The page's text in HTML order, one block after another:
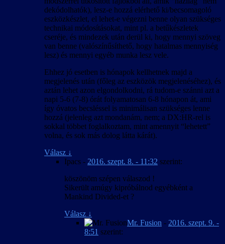
dekódolhatók), lesz-e hozzá elérhető ki/becsomagoló
eszközkészlet, el lehet-e végezni benne olyan szükséges
technikai módosításokat, mint pl. a betűkészletek
cseréje, és mindezek után derül ki, hogy mennyi szöveg
van benne (valószínűsíthető, hogy hatalmas mennyiség
lesz) és mennyi egyéb munka lesz vele.
Ehhez jó esetben is hónapok kellhetnek majd a
megjelenés után (főleg az eszközök megjelenéséhez), és
aztán lehet azon elgondolkodni, rá tudom-e szánni azt a
napi 5-6 (7-8) órát folyamatosan 6-8 hónapon át, ami
így óvatos becsléssel is minimálisan szükséges lenne
hozzá (jelenleg azt mondanám, nem; a DX:HR-rel is
sokkal többet foglalkoztam, mint amennyit “lehetett”
volna, és sok más dolog látta kárát).
Válasz ↓
Ipacs - 2016. szept. 8. - 11:32 szerint:
köszönöm szépen válaszod !
Sikerült amúgy kipróbálnod egyébként a
Mankind Divided-et ?
Válasz ↓
Mr. Fusion - 2016. szept. 9. -
8:51 szerint: